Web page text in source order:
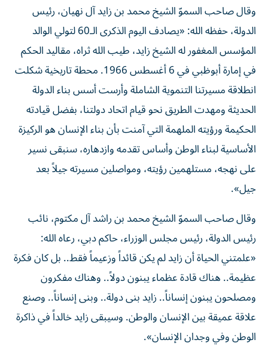
وقال صاحب السموّ الشيخ محمد بن زايد آل نهيان، رئيس
الدولة، حفظه الله: «يصادف اليوم الذكرى الـ60 لتولي الوالد
المؤسس المغفور له الشيخ زايد، طيب الله ثراه، مقاليد الحكم
في إمارة أبوظبي في 6 أغسطس 1966. محطة تاريخية شكلت
انطلاقة مسيرتنا التنموية الشاملة وأرست أسس بناء الدولة
الحديثة ومهدت الطريق نحو قيام اتحاد دولتنا، بفضل قيادته
الحكيمة ورؤيته الملهمة التي آمنت بأن بناء الإنسان هو الركيزة
الأساسية لبناء الوطن وأساس تقدمه وازدهاره، سنبقى نسير
على نهجه، مستلهمين رؤيته، ومواصلين مسيرته جيلاً بعد
جيل».
وقال صاحب السموّ الشيخ محمد بن راشد آل مكتوم، نائب
رئيس الدولة، رئيس مجلس الوزراء، حاكم دبي، رعاه الله:
«علمتني الحياة أن زايد لم يكن قائداً وزعيماً فقط.. بل كان فكرة
عظيمة.. هناك قادة عظماء يبنون دولاً.. وهناك مفكرون
ومصلحون يبنون إنساناً.. زايد بنى دولة.. وبنى إنساناً.. وصنع
علاقة عميقة بين الإنسان والوطن. وسيبقى زايد خالداً في ذاكرة
الوطن وفي وجدان الإنسان».